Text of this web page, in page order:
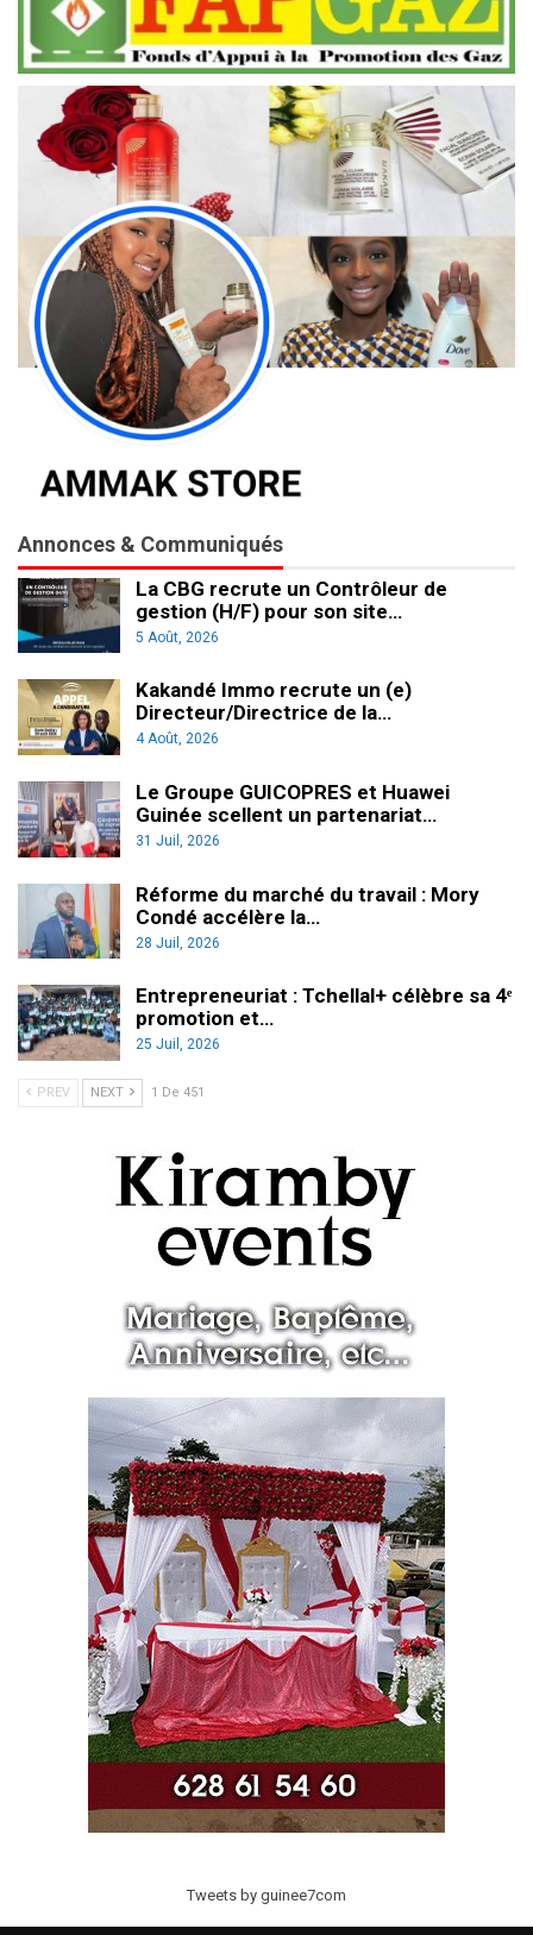
Annonces & Communiqués
La CBG recrute un Contrôleur de
gestion (H/F) pour son site…
5 Août, 2026
Kakandé Immo recrute un (e)
Directeur/Directrice de la…
4 Août, 2026
Le Groupe GUICOPRES et Huawei
Guinée scellent un partenariat…
31 Juil, 2026
Réforme du marché du travail : Mory
Condé accélère la…
28 Juil, 2026
Entrepreneuriat : Tchellal+ célèbre sa 4ᵉ
promotion et…
25 Juil, 2026
PREV NEXT 1 De 451
Tweets by guinee7com